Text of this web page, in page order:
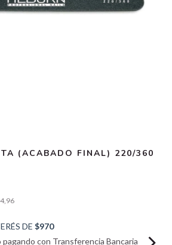
(ACABADO FINAL) 220/360
DE $970
pagando con Transferencia Bancaria